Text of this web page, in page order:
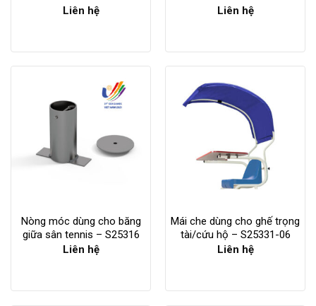
Liên hệ
Liên hệ
Nòng móc dùng cho băng
giữa sân tennis – S25316
Liên hệ
Mái che dùng cho ghế trọng
tài/cứu hộ – S25331-06
Liên hệ